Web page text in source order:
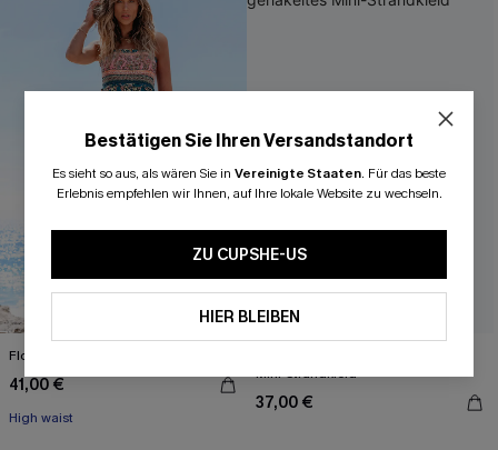
Florales Gesmoktes Maxikleid
41,00 €
High waist
Mini-Strandkleid
37,00 €
Bestätigen Sie Ihren Versandstandort
Es sieht so aus, als wären Sie in Vereinigte Staaten. Für das beste
Erlebnis empfehlen wir Ihnen, auf Ihre lokale Website zu wechseln.
ZU CUPSHE-US
HIER BLEIBEN